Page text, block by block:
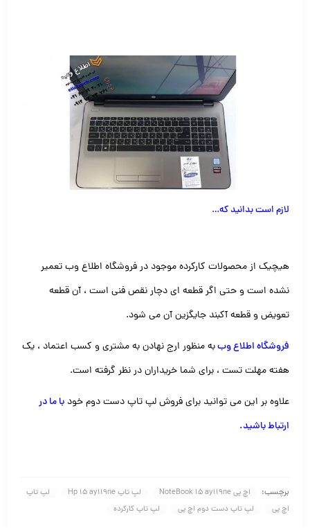
لازم است بدانید که…
هیچیک از محصولات کارکرده موجود در فروشگاه اطلاع وب تعمیر
نشده است و حتی اگر قطعه ای دچار نقص فنی است ، آن قطعه
تعویض و قطعه آکبند جایگزین آن می شود.
فروشگاه اطلاع وببه منظور ارج نهادن به مشتری و کسب اعتماد ، یک
هفته مهلت تست ، برای شما خریداران در نظر گرفته است.
علاوه بر این می توانید برای فروش لپ تاپ دست دوم خود با ما در
ارتباط باشید.
برچسب: اچ پی NoteBook 15 ay119ne لپ تاپ Hp 15 ay119ne
لپ تاپ
اچ پی
لپ تاپ دست دوم اچ پی لپ تاپ کارکرده